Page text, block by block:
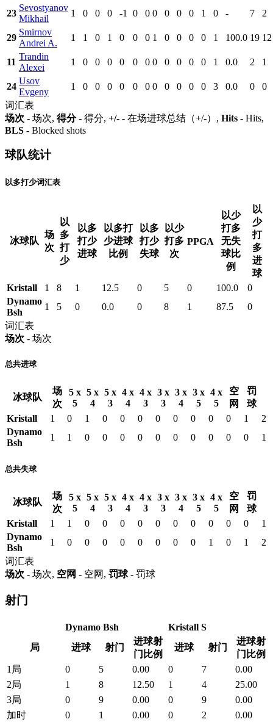
23
Sevostyanov
Mikhail
1 0 0 0 -1 0 0 0 0 0 0 1 0 - 7 2
29
Smirnov
Andrei A.
1 1 0 1 0 0 0 1 0 0 0 0 1 100.0 19 12
11
Trandin
Alexei
1 0 0 0 0 0 0 0 0 0 0 0 1 0.0 2 1
24
Usov
Evgeny
1 0 0 0 0 0 0 0 0 0 0 0 3 0.0 0
0
词汇表
场次 - 场次, 得分- 得分, +/- - 在场进球总结（+/-）, Hits - Hits,
BLS - Blocked shots
球队统计
以多打少词汇表
冰球队
场
次
以
多
打
少
以多
打少
进球
以多打
少进球
比例
以多
打少
失球
以少
打多
次
PPGA
以少
打多
无失
球比
例
以
少
打
多
进
球
Kristall
1 8 1 12.5 0 5 0 100.0
0
Dynamo
Bsh
1 5 0 0.0 0 8 1 87.5
0
词汇表
场次 - 场次
总共进球
冰球队
场
次
5 x
5
5 x
4
5 x
3
4 x
4
4 x
3
3 x
3
3 x
4
3 x
5
4 x
5
空
网
罚
球
Kristall
1 0 1 0 0 0 0 0 0 0 0 1
2
Dynamo
Bsh
1 1 0 0 0 0 0 0 0 0 0 0 1
总共失球
冰球队
场
次
5 x
5
5 x
4
5 x
3
4 x
4
4 x
3
3 x
3
3 x
4
3 x
5
4 x
5
空
网
罚
球
Kristall
1 1 0 0 0 0 0 0 0 0 0 0
1
Dynamo
Bsh
1 0 0 0 0 0 0 0 0 1 0 1
2
词汇表
场次 - 场次, 空网 - 空网, 罚球- 罚球
射门
Dynamo Bsh
Kristall S
局
进球 射门
进球射
门比例
进球 射门
进球射
门比例
1局
0 5 0.00 0 7
0.00
2局
1 8 12.50 1 4
25.00
3局
0 9 0.00 0 9
0.00
加时
0 1 0.00 0 2
0.00